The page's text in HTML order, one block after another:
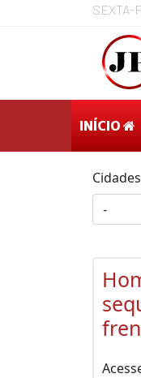
SEXTA-
INÍCIO
Cidades